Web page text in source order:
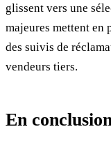
glissent vers une
majeures mettent en
des suivis de
vendeurs tiers.
En